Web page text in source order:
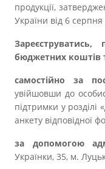
продукції,
України від 6
бюджетних коштів
самостійно за
увійшовши до
підтримки у
анкету відповідної
за допомогою
Українки, 35, м.